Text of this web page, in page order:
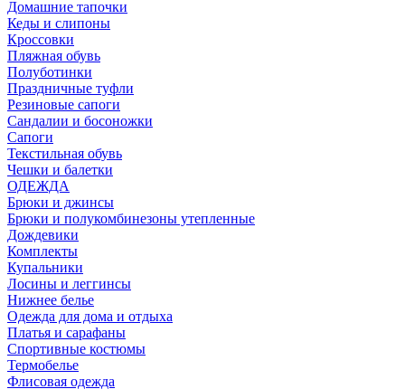
Домашние тапочки
Кеды и слипоны
Кроссовки
Пляжная обувь
Полуботинки
Праздничные туфли
Резиновые сапоги
Сандалии и босоножки
Сапоги
Текстильная обувь
Чешки и балетки
ОДЕЖДА
Брюки и джинсы
Брюки и полукомбинезоны утепленные
Дождевики
Комплекты
Купальники
Лосины и леггинсы
Нижнее белье
Одежда для дома и отдыха
Платья и сарафаны
Спортивные костюмы
Термобелье
Флисовая одежда